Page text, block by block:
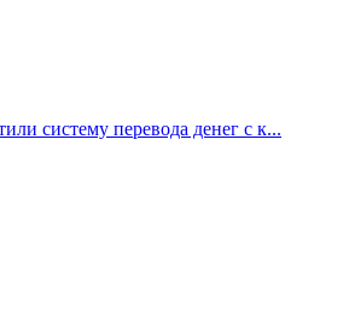
систему перевода денег с к...